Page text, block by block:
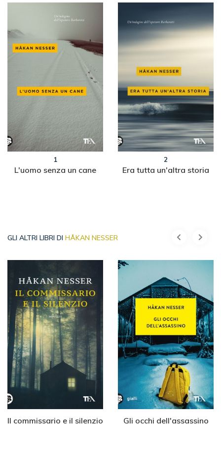
1
L'uomo senza un cane
2
Era tutta un'altra storia
GLI ALTRI LIBRI DI HÅKAN NESSER
Il commissario e il silenzio Gli occhi dell'assassino